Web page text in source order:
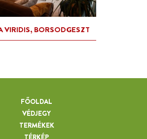
RÖNKFA-LAK/HÓCZA
FŐOLDAL
VÉDJEGY
TERMÉKEK